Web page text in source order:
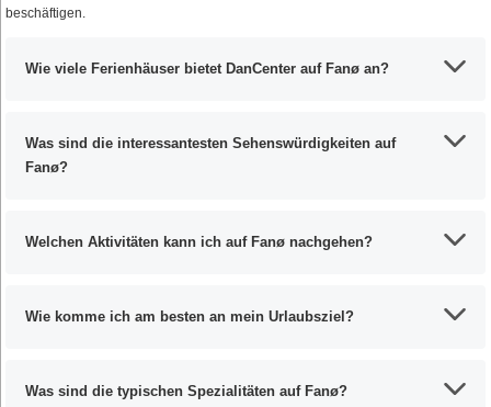
beschäftigen.
Wie viele Ferienhäuser bietet DanCenter auf Fanø an?
Was sind die interessantesten Sehenswürdigkeiten auf
Fanø?
Welchen Aktivitäten kann ich auf Fanø nachgehen?
Wie komme ich am besten an mein Urlaubsziel?
Was sind die typischen Spezialitäten auf Fanø?